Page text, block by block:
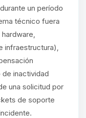
un período
técnico fuera
infraestructura),
inactividad
una solicitud por
de soporte